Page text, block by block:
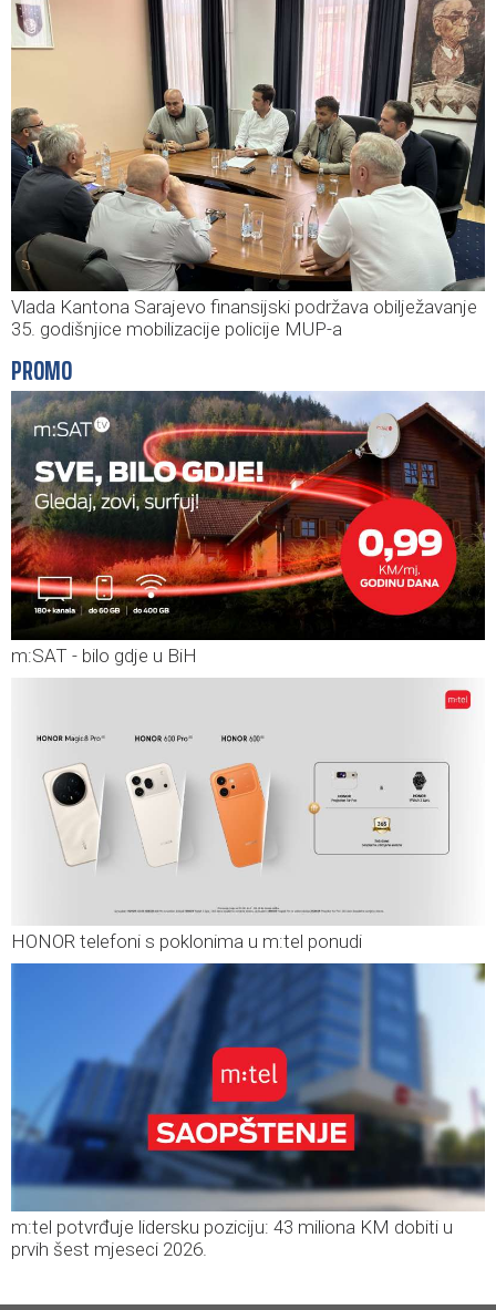
Vlada Kantona Sarajevo finansijski podržava obilježavanje
35. godišnjice mobilizacije policije MUP-a
PROMO
m:SAT - bilo gdje u BiH
HONOR telefoni s poklonima u m:tel ponudi
m:tel potvrđuje lidersku poziciju: 43 miliona KM dobiti u
prvih šest mjeseci 2026.